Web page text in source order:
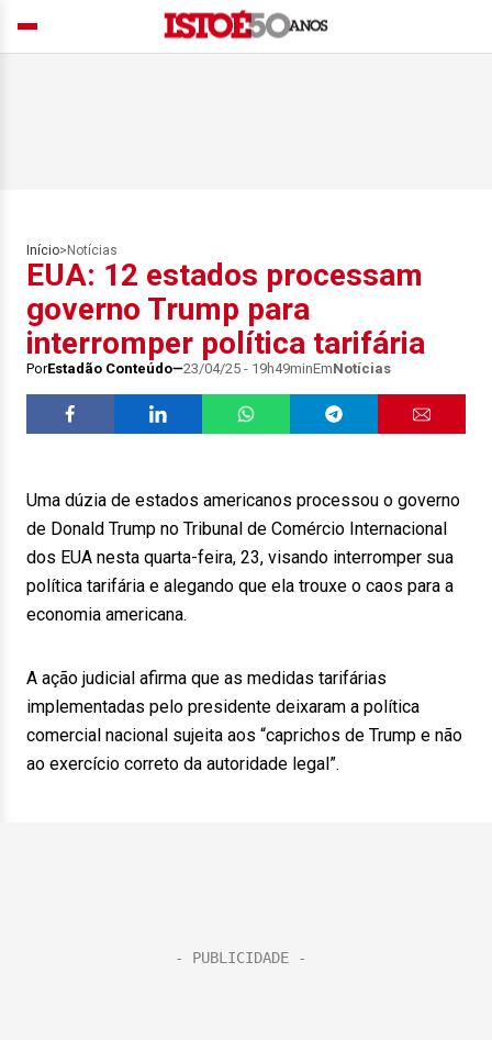
Início> Notícias
EUA: 12 estados processam
governo Trump para
interromper política tarifária
PorEstadão Conteúdo 23/04/25 - 19h49minEmNotícias
Uma dúzia de estados americanos processou o governo
de Donald Trump no Tribunal de Comércio Internacional
dos EUA nesta quarta-feira, 23, visando interromper sua
política tarifária e alegando que ela trouxe o caos para a
economia americana.
A ação judicial afirma que as medidas tarifárias
implementadas pelo presidente deixaram a política
comercial nacional sujeita aos “caprichos de Trump e não
ao exercício correto da autoridade legal”.